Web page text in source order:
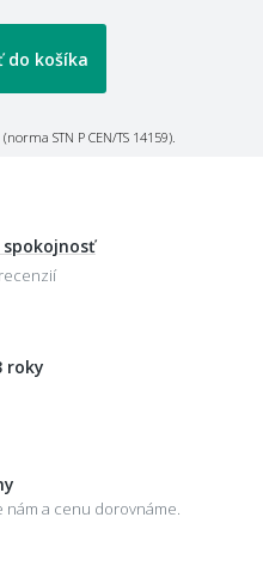
do košíka
STN P CEN/TS 14159).
roky
nám a cenu dorovnáme.